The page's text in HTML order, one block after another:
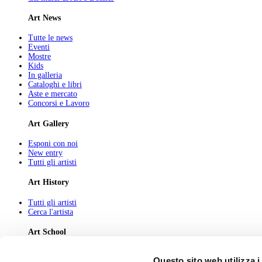
Art News
Tutte le news
Eventi
Mostre
Kids
In galleria
Cataloghi e libri
Aste e mercato
Concorsi e Lavoro
Art Gallery
Esponi con noi
New entry
Tutti gli artisti
Art History
Tutti gli artisti
Cerca l'artista
Art School